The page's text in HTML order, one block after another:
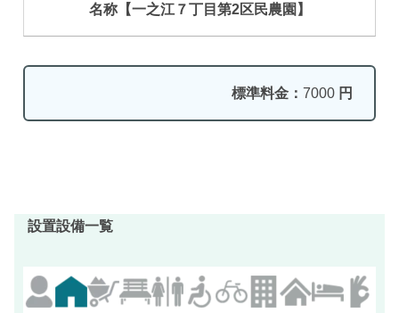
名称【一之江７丁目第2区民農園】
標準料金： 7000 円
設置設備一覧